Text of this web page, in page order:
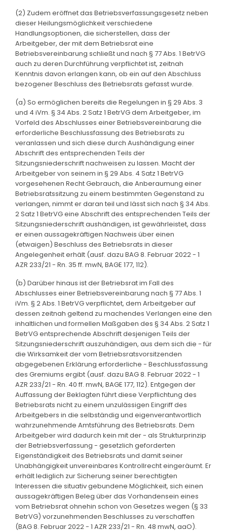
(2) Zudem eröffnet das Betriebsverfassungsgesetz neben
dieser Heilungsmöglichkeit verschiedene
Handlungsoptionen, die sicherstellen, dass der
Arbeitgeber, der mit dem Betriebsrat eine
Betriebsvereinbarung schließt und nach § 77 Abs. 1 BetrVG
auch zu deren Durchführung verpflichtet ist, zeitnah
Kenntnis davon erlangen kann, ob ein auf den Abschluss
bezogener Beschluss des Betriebsrats gefasst wurde.
(a) So ermöglichen bereits die Regelungen in § 29 Abs. 3
und 4 iVm. § 34 Abs. 2 Satz 1 BetrVG dem Arbeitgeber, im
Vorfeld des Abschlusses einer Betriebsvereinbarung die
erforderliche Beschlussfassung des Betriebsrats zu
veranlassen und sich diese durch Aushändigung einer
Abschrift des entsprechenden Teils der
Sitzungsniederschrift nachweisen zu lassen. Macht der
Arbeitgeber von seinem in § 29 Abs. 4 Satz 1 BetrVG
vorgesehenen Recht Gebrauch, die Anberaumung einer
Betriebsratssitzung zu einem bestimmten Gegenstand zu
verlangen, nimmt er daran teil und lässt sich nach § 34 Abs.
2 Satz 1 BetrVG eine Abschrift des entsprechenden Teils der
Sitzungsniederschrift aushändigen, ist gewährleistet, dass
er einen aussagekräftigen Nachweis über einen
(etwaigen) Beschluss des Betriebsrats in dieser
Angelegenheit erhält (ausf. dazu BAG 8. Februar 2022 - 1
AZR 233/21 - Rn. 35 ff. mwN, BAGE 177, 112).
(b) Darüber hinaus ist der Betriebsrat im Fall des
Abschlusses einer Betriebsvereinbarung nach § 77 Abs. 1
iVm. § 2 Abs. 1 BetrVG verpflichtet, dem Arbeitgeber auf
dessen zeitnah geltend zu machendes Verlangen eine den
inhaltlichen und formellen Maßgaben des § 34 Abs. 2 Satz 1
BetrVG entsprechende Abschrift desjenigen Teils der
Sitzungsniederschrift auszuhändigen, aus dem sich die - für
die Wirksamkeit der vom Betriebsratsvorsitzenden
abgegebenen Erklärung erforderliche - Beschlussfassung
des Gremiums ergibt (ausf. dazu BAG 8. Februar 2022 - 1
AZR 233/21 - Rn. 40 ff. mwN, BAGE 177, 112). Entgegen der
Auffassung der Beklagten führt diese Verpflichtung des
Betriebsrats nicht zu einem unzulässigen Eingriff des
Arbeitgebers in die selbständig und eigenverantwortlich
wahrzunehmende Amtsführung des Betriebsrats. Dem
Arbeitgeber wird dadurch kein mit der - als Strukturprinzip
der Betriebsverfassung - gesetzlich geforderten
Eigenständigkeit des Betriebsrats und damit seiner
Unabhängigkeit unvereinbares Kontrollrecht eingeräumt. Er
erhält lediglich zur Sicherung seiner berechtigten
Interessen die situativ gebundene Möglichkeit, sich einen
aussagekräftigen Beleg über das Vorhandensein eines
vom Betriebsrat ohnehin schon von Gesetzes wegen (§ 33
BetrVG) vorzunehmenden Beschlusses zu verschaffen
(BAG 8. Februar 2022 - 1 AZR 233/21 - Rn. 48 mwN, aaO).